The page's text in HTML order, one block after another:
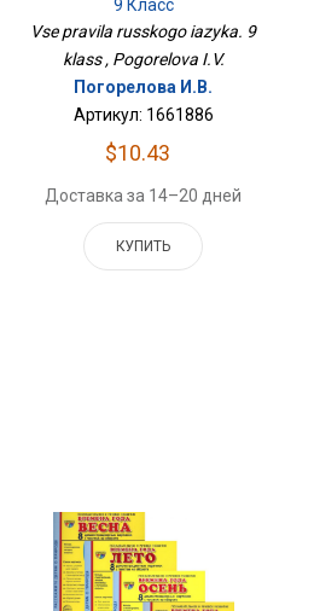
9 Класс
Vse pravila russkogo iazyka. 9
klass , Pogorelova I.V.
Погорелова И.В.
Артикул: 1661886
$10.43
Доставка за 14–20 дней
КУПИТЬ